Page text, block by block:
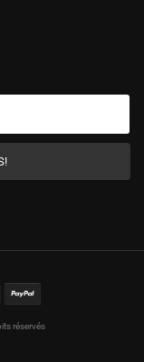
réservés